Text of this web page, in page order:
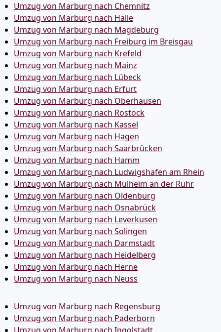
Umzug von Marburg nach Chemnitz
Umzug von Marburg nach Halle
Umzug von Marburg nach Magdeburg
Umzug von Marburg nach Freiburg im Breisgau
Umzug von Marburg nach Krefeld
Umzug von Marburg nach Mainz
Umzug von Marburg nach Lübeck
Umzug von Marburg nach Erfurt
Umzug von Marburg nach Oberhausen
Umzug von Marburg nach Rostock
Umzug von Marburg nach Kassel
Umzug von Marburg nach Hagen
Umzug von Marburg nach Saarbrücken
Umzug von Marburg nach Hamm
Umzug von Marburg nach Ludwigshafen am Rhein
Umzug von Marburg nach Mülheim an der Ruhr
Umzug von Marburg nach Oldenburg
Umzug von Marburg nach Osnabrück
Umzug von Marburg nach Leverkusen
Umzug von Marburg nach Solingen
Umzug von Marburg nach Darmstadt
Umzug von Marburg nach Heidelberg
Umzug von Marburg nach Herne
Umzug von Marburg nach Neuss
Umzug von Marburg nach Regensburg
Umzug von Marburg nach Paderborn